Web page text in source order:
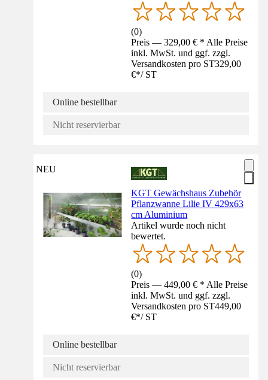
(0)
Preis — 329,00 € * Alle Preise
inkl. MwSt. und ggf. zzgl.
Versandkosten pro ST329,00
€*/ ST
Online bestellbar
Nicht reservierbar
NEU
KGT Gewächshaus Zubehör
Pflanzwanne Lilie IV 429x63
cm Aluminium
Artikel wurde noch nicht
bewertet.
(0)
Preis — 449,00 € * Alle Preise
inkl. MwSt. und ggf. zzgl.
Versandkosten pro ST449,00
€*/ ST
Online bestellbar
Nicht reservierbar